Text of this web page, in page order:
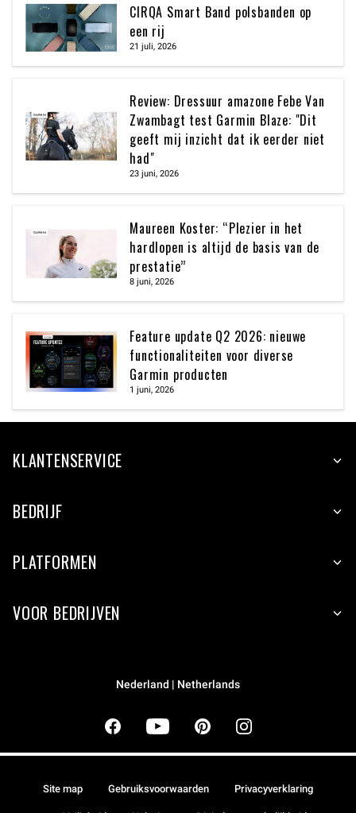
CIRQA Smart Band polsbanden op
een rij
21 juli, 2026
Review: Dressuur amazone Febe Van
Zwambagt test Garmin Blaze: "Dit
geeft mij inzicht dat ik eerder niet
had"
23 juni, 2026
Maureen Koster: “Plezier in het
hardlopen is altijd de basis van de
prestatie”
8 juni, 2026
Feature update Q2 2026: nieuwe
functionaliteiten voor diverse
Garmin producten
1 juni, 2026
KLANTENSERVICE
BEDRIJF
PLATFORMEN
VOOR BEDRIJVEN
Nederland | Netherlands
Site map Gebruiksvoorwaarden Privacyverklaring